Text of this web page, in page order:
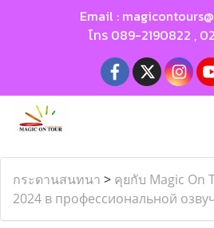
Email :
โทร 089-2190822 ,
กระดานสนทนา > คุยกับ Magic On
2024 в профессиональной